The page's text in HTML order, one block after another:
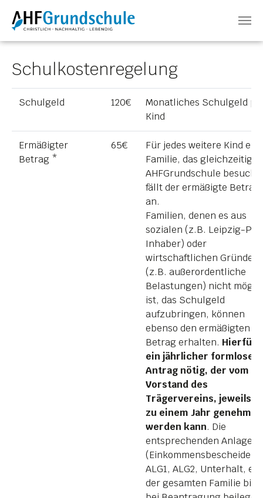
Schulkostenregelung
Schulgeld 120€
Monatliches Schulgeld
Kind
Ermäßigter
Betrag *
65€
Für jedes weitere Kind
Familie, das gleichzeitig
AHFGrundschule besucht,
fällt der ermäßigte Betrag
an.
Familien, denen es aus
sozialen (z.B. Leipzig-
Inhaber) oder
wirtschaftlichen Gründen
(z.B. außerordentliche
Belastungen) nicht
ist, das Schulgeld
aufzubringen, können
ebenso den ermäßigten
Betrag erhalten. Hierfür
ein jährlicher formloser
Antrag nötig, der vom
Vorstand des
Trägervereins, jeweils
zu einem Jahr
werden kann. Die
entsprechenden Anlagen,
(Einkommensbescheide,
ALG1, ALG2, Unterhalt,
der gesamten Familie bitte